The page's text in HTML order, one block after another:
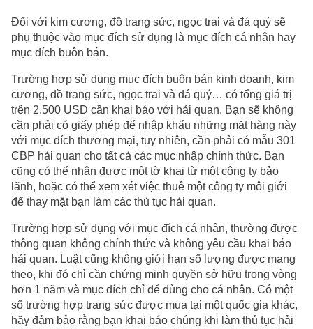
Đối với kim cương, đồ trang sức, ngọc trai và đá quý sẽ
phụ thuộc vào mục đích sử dụng là mục đích cá nhân hay
mục đích buôn bán.
Trường hợp sử dụng mục đích buôn bán kinh doanh, kim
cương, đồ trang sức, ngọc trai và đá quý… có tổng giá trị
trên 2.500 USD cần khai báo với hải quan. Bạn sẽ không
cần phải có giấy phép để nhập khẩu những mặt hàng này
với mục đích thương mại, tuy nhiên, cần phải có mẫu 301
CBP hải quan cho tất cả các mục nhập chính thức. Bạn
cũng có thể nhận được một tờ khai từ một công ty bảo
lãnh, hoặc có thể xem xét việc thuê một công ty môi giới
để thay mặt bạn làm các thủ tục hải quan.
Trường hợp sử dụng với mục đích cá nhân, thường được
thông quan không chính thức và không yêu cầu khai báo
hải quan. Luật cũng không giới hạn số lượng được mang
theo, khi đó chỉ cần chứng minh quyền sở hữu trong vòng
hơn 1 năm và mục đích chỉ để dùng cho cá nhân. Có một
số trường hợp trang sức được mua tại một quốc gia khác,
hãy đảm bảo rằng bạn khai báo chúng khi làm thủ tục hải